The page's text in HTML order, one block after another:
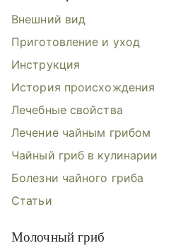
Внешний вид
Приготовление и уход
Инструкция
История происхождения
Лечебные свойства
Лечение чайным грибом
Чайный гриб в кулинарии
Болезни чайного гриба
Статьи
Молочный гриб